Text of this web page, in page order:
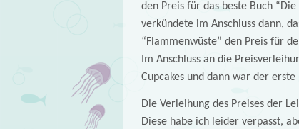
den Preis für das beste Buch
verkündete im Anschluss dann,
“Flammenwüste” den Preis für
Im Anschluss an die
Cupcakes und dann war der
Die Verleihung des Preises der
Diese habe ich leider verpasst,